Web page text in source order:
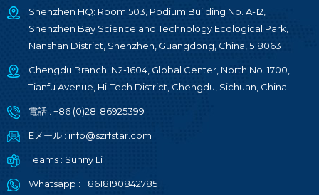
Shenzhen HQ: Room 503, Podium Building No. A-12,
Shenzhen Bay Science and Technology Ecological Park,
Nanshan District, Shenzhen, Guangdong, China, 518063
Chengdu Branch: N2-1604, Global Center, North No. 1700,
Tianfu Avenue, Hi-Tech District, Chengdu, Sichuan, China
電話 : +86 (0)28-86925399
Eメール : info@szrfstar.com
Teams : Sunny Li
Whatsapp : +8618190842785